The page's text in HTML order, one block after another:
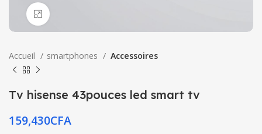
Accueil smartphones Accessoires
Tv hisense 43pouces led smart tv
159,430CFA